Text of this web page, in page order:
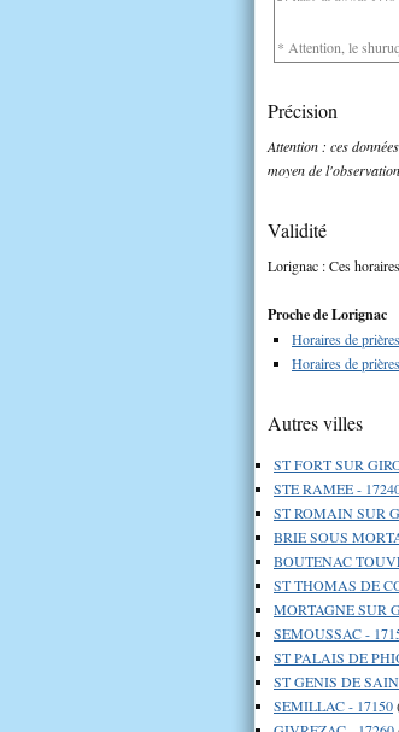
* Attention, le
Précision
Attention : ces
moyen de
Validité
Lorignac : Ces
Proche de Lorignac
Horaires de
Horaires de
Autres villes
ST FORT SUR
STE RAMEE -
ST ROMAIN SUR
BRIE SOUS
BOUTENAC
ST THOMAS DE
MORTAGNE SUR
SEMOUSSAC -
ST PALAIS DE
ST GENIS DE
SEMILLAC - 17150